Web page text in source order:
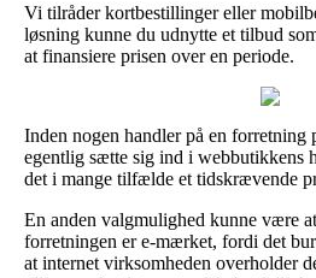
Vi tilråder kortbestillinger eller
løsning kunne du udnytte et tilbud
at finansiere prisen over en periode.
Inden nogen handler på en forretning
egentlig sætte sig ind i webbutikkens
det i mange tilfælde et tidskrævende
En anden valgmulighed kunne være
forretningen er e-mærket, fordi det
at internet virksomheden overholder